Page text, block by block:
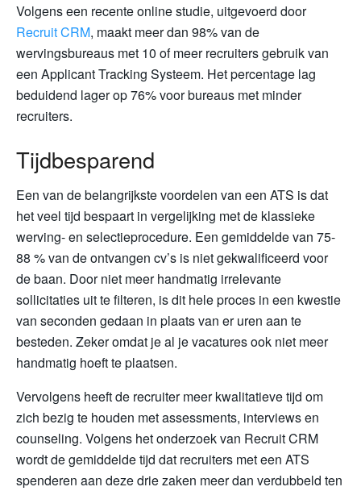
Volgens een recente online studie, uitgevoerd door
Recruit CRM, maakt meer dan 98% van de
wervingsbureaus met 10 of meer recruiters gebruik van
een Applicant Tracking Systeem. Het percentage lag
beduidend lager op 76% voor bureaus met minder
recruiters.
Tijdbesparend
Een van de belangrijkste voordelen van een ATS is dat
het veel tijd bespaart in vergelijking met de klassieke
werving- en selectieprocedure. Een gemiddelde van 75-
88 % van de ontvangen cv’s is niet gekwalificeerd voor
de baan. Door niet meer handmatig irrelevante
sollicitaties uit te filteren, is dit hele proces in een kwestie
van seconden gedaan in plaats van er uren aan te
besteden. Zeker omdat je al je vacatures ook niet meer
handmatig hoeft te plaatsen.
Vervolgens heeft de recruiter meer kwalitatieve tijd om
zich bezig te houden met assessments, interviews en
counseling. Volgens het onderzoek van Recruit CRM
wordt de gemiddelde tijd dat recruiters met een ATS
spenderen aan deze drie zaken meer dan verdubbeld ten